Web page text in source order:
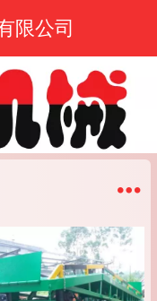
限公司